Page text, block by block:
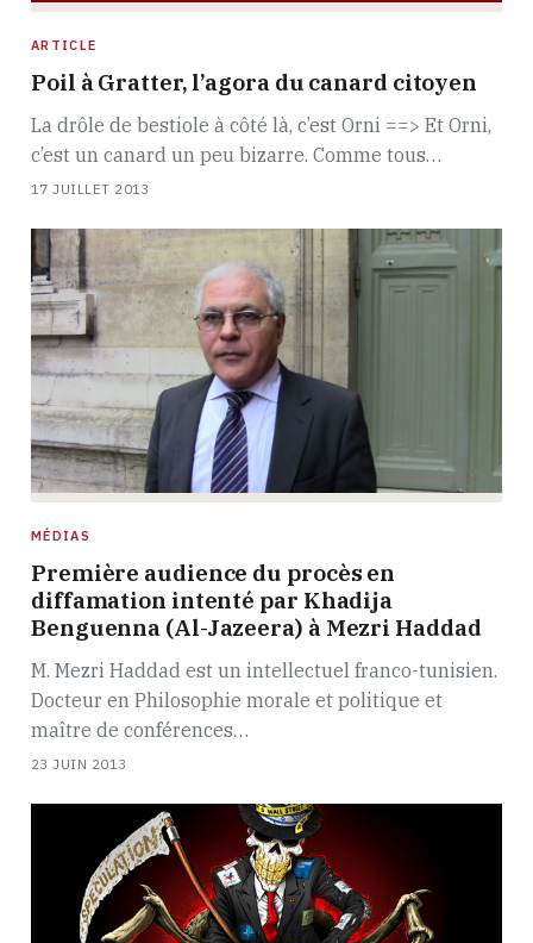
ARTICLE
Poil à Gratter, l’agora du canard citoyen
La drôle de bestiole à côté là, c’est Orni ==> Et Orni,
c’est un canard un peu bizarre. Comme tous…
17 JUILLET 2013
MÉDIAS
Première audience du procès en
diffamation intenté par Khadija
Benguenna (Al-Jazeera) à Mezri Haddad
M. Mezri Haddad est un intellectuel franco-tunisien.
Docteur en Philosophie morale et politique et
maître de conférences…
23 JUIN 2013